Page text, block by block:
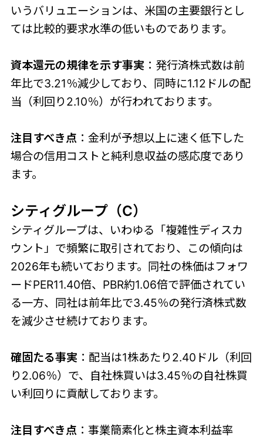
いうバリュエーションは、米国の主要銀行とし
ては比較的要求水準の低いものであります。
資本還元の規律を示す事実 ：発行済株式数は前
年比で3.21％減少しており、同時に1.12ドルの配
当（利回り2.10％）が行われております。
注目すべき点 ：金利が予想以上に速く低下した
場合の信用コストと純利息収益の感応度であり
ます。
シティグループ（C）
シティグループは、いわゆる「複雑性ディスカ
ウント」で頻繁に取引されており、この傾向は
2026年も続いております。同社の株価はフォワ
ードPER11.40倍、PBR約1.06倍で評価されてい
る一方、同社は前年比で3.45％の発行済株式数
を減少させ続けております。
確固たる事実 ：配当は1株あたり2.40ドル（利回
り2.06％）で、自社株買いは3.45％の自社株買
い利回りに貢献しております。
注目すべき点 ：事業簡素化と株主資本利益率